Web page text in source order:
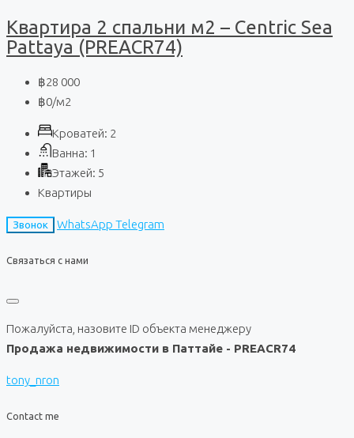
Квартира 2 спальни м2 – Centric Sea
Pattaya (PREACR74)
฿28 000
฿0/м2
Кроватей: 2
Ванна: 1
Этажей: 5
Квартиры
Звонок WhatsApp Telegram
Связаться с нами
Пожалуйста, назовите ID объекта менеджеру
Продажа недвижимости в Паттайе - PREACR74
tony_nron
Contact me